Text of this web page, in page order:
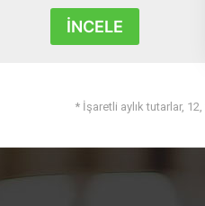
İNCELE
* İşaretli aylık tutarlar, 12,